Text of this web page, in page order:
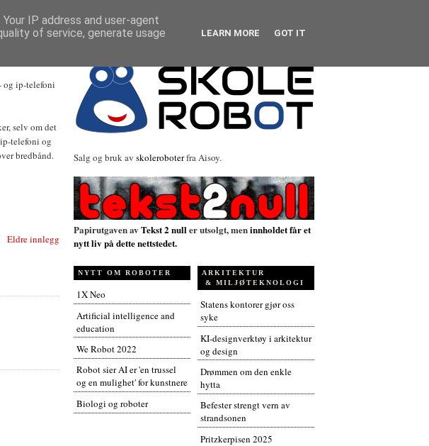
og ip-telefoni
selv om det
telefoni og
bredbånd.
Eldre innlegg
Salg og bruk av skoleroboterfra Aisoy.
Papirutgaven av Tekst 2 null er utsolgt, meninnholdet får et
nytt liv på dette nettstedet.
NYTT OM ROBOTER
1X Neo
Artificial intelligence and
education
We Robot 2022
Robot sier AI er 'en trussel
og en mulighet' for kunstnere
Biologi og roboter
ARKITEKTUR
& MILJØTEKNOLOGI
Statens kontorer gjør oss
syke
KI-designverktøy i arkitektur
og design
Drømmen om den enkle
hytta
Befester strengt vern av
strandsonen
Pritzkerpisen 2025
IP address and user-agent
of service, generate usage
LEARN MORE GOT IT